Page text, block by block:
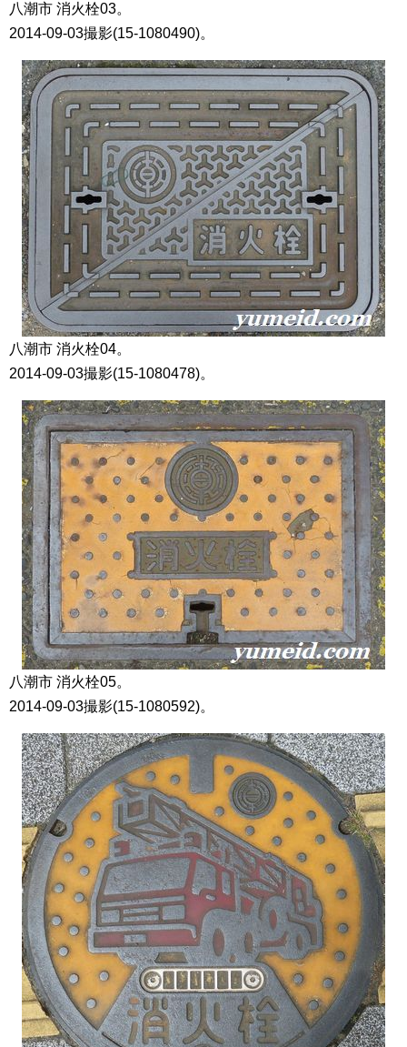
八潮市 消火栓03。
2014-09-03撮影(15-1080490)。
八潮市 消火栓04。
2014-09-03撮影(15-1080478)。
八潮市 消火栓05。
2014-09-03撮影(15-1080592)。